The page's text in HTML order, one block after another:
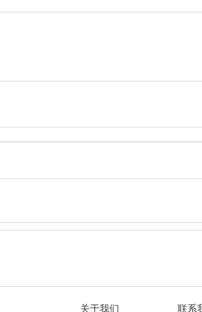
关于我们 联系